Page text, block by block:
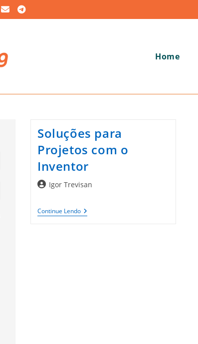
Home
Soluções para
Projetos com o
Inventor
AutorIgor Trevisan
Continue LendoSoluções
Para